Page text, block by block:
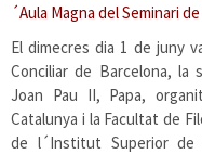
´Aula Magna del Seminari
El dimecres dia 1 de juny
Conciliar de Barcelona, la
Joan Pau II, Papa,
Catalunya i la Facultat de
de l´Institut Superior